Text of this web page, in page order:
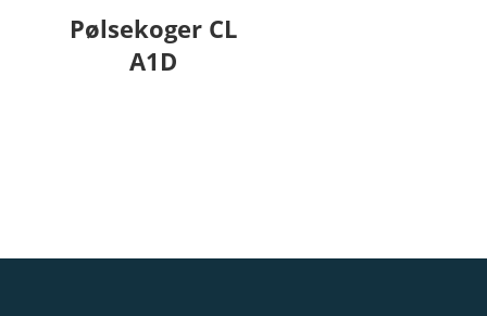
Pølsekoger CL
A1D